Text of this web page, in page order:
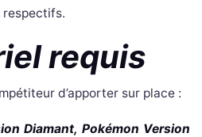
respectifs.
requis
d’apporter sur place :
Diamant, Pokémon Version